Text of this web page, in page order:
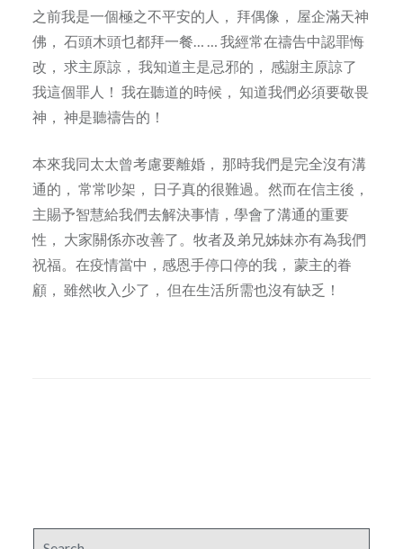
之前我是一個極之不平安的人， 拜偶像， 屋企滿天神
佛， 石頭木頭乜都拜一餐… … 我經常在禱告中認罪悔
改， 求主原諒， 我知道主是忌邪的， 感謝主原諒了
我這個罪人！ 我在聽道的時候， 知道我們必須要敬畏
神， 神是聽禱告的！
本來我同太太曾考慮要離婚， 那時我們是完全沒有溝
通的， 常常吵架， 日子真的很難過。然而在信主後，
主賜予智慧給我們去解決事情，學會了溝通的重要
性， 大家關係亦改善了。牧者及弟兄姊妹亦有為我們
祝福。在疫情當中，感恩手停口停的我， 蒙主的眷
顧， 雖然收入少了， 但在生活所需也沒有缺乏！